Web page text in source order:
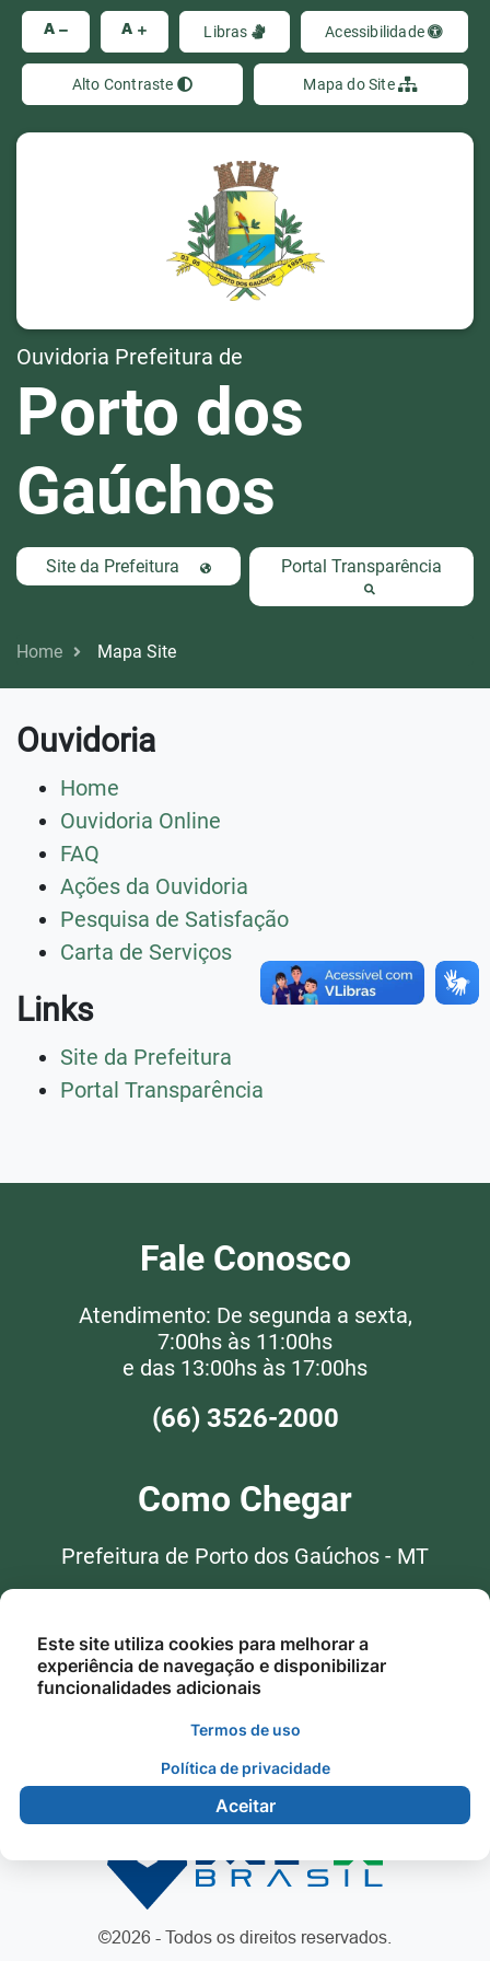
A A Libras Acessibilidade
Alto Contraste Mapa do Site
Ouvidoria Prefeitura de
Porto dos
Gaúchos
Site da Prefeitura Portal Transparência
Home Mapa Site
Ouvidoria
Home
Ouvidoria Online
FAQ
Ações da Ouvidoria
Pesquisa de Satisfação
Carta de Serviços
Links
Site da Prefeitura
Portal Transparência
Fale Conosco
Atendimento: De segunda a sexta,
7:00hs às 11:00hs
e das 13:00hs às 17:00hs
(66) 3526-2000
Como Chegar
Prefeitura de Porto dos Gaúchos - MT
Centro, Porto dos Gaúchos - MT,
78560-000
©2026 - Todos os direitos reservados.
Este site utiliza cookies para melhorar a
experiência de navegação e disponibilizar
funcionalidades adicionais
Termos de uso
Política de privacidade
Aceitar